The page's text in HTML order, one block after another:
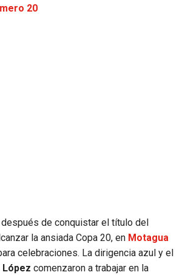
20
de conquistar el título del
la ansiada Copa 20, en Motagua
celebraciones. La dirigencia azul y el
comenzaron a trabajar en la